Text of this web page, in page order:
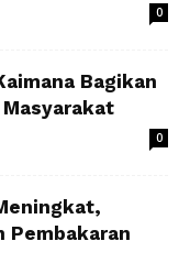
0
Bagikan
0
Pembakaran